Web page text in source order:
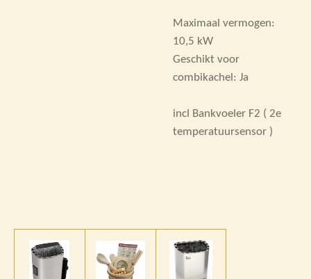
Maximaal vermogen:
10,5 kW
Geschikt voor
combikachel: Ja
incl Bankvoeler F2 ( 2e
temperatuursensor )